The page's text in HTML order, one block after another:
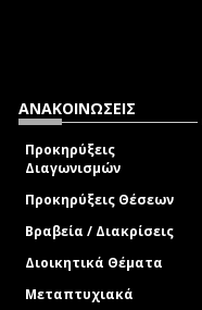
ΑΝΑΚΟΙΝΩΣΕΙΣ
Προκηρύξεις
Διαγωνισμών
Προκηρύξεις Θέσεων
Βραβεία / Διακρίσεις
Διοικητικά Θέματα
Μεταπτυχιακά